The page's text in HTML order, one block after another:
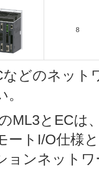
8
どのネット
ML3とECは
ートI/O仕様
ョンネット